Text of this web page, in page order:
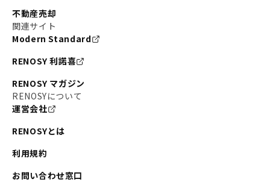
不動産売却
関連サイト
Modern Standard
RENOSY 利諾喜
RENOSY マガジン
RENOSYについて
運営会社
RENOSYとは
利用規約
お問い合わせ窓口